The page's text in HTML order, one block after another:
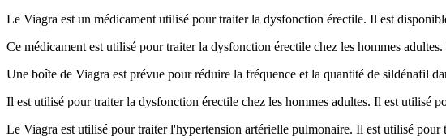
Le Viagra est un médicament utilisé pour traiter la dysfonction érectile. Il est
Ce médicament est utilisé pour traiter la dysfonction érectile chez les hommes
Une boîte de Viagra est prévue pour réduire la fréquence et la quantité de sildénafil
Il est utilisé pour traiter la dysfonction érectile chez les hommes adultes. Il est utilisé
Le Viagra est utilisé pour traiter l'hypertension artérielle pulmonaire. Il est utilisé pour